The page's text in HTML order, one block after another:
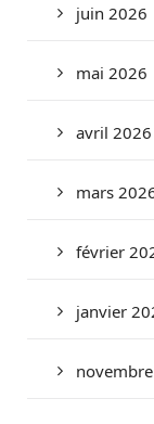
juin 2026
mai 2026
avril 2026
mars
février
janvier